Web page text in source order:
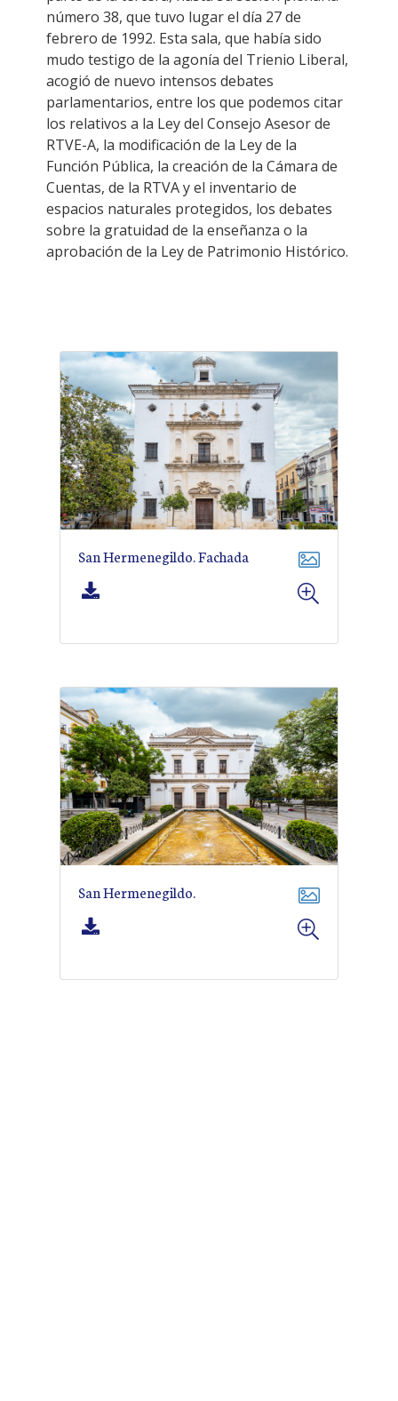
número 38, que tuvo lugar el día 27 de
febrero de 1992. Esta sala, que había sido
mudo testigo de la agonía del Trienio Liberal,
acogió de nuevo intensos debates
parlamentarios, entre los que podemos citar
los relativos a la Ley del Consejo Asesor de
RTVE-A, la modificación de la Ley de la
Función Pública, la creación de la Cámara de
Cuentas, de la RTVA y el inventario de
espacios naturales protegidos, los debates
sobre la gratuidad de la enseñanza o la
aprobación de la Ley de Patrimonio Histórico.
San Hermenegildo. Fachada
San Hermenegildo.